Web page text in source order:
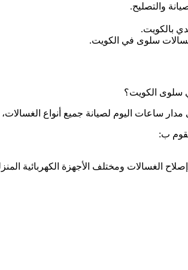
والتصليح.
بالكويت.
غسالات سلوى في الكويت.
سلوى الكويت؟
ساعات اليوم لصيانة جميع أنواع الغسالات،
ب:
الغسالات ومختلف الأجهزة الكهربائية